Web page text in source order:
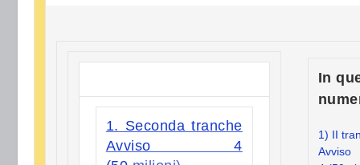
1. Seconda tranche
Avviso 4
In
1) II
Avviso